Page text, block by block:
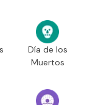
Día de los
Muertos